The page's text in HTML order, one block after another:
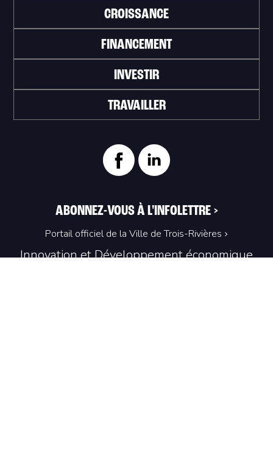
Innovation et Développement économique
CROISSANCE
FINANCEMENT
INVESTIR
TRAVAILLER
ABONNEZ-VOUS À L'INFOLETTRE >
Portail officiel de la Ville de Trois-Rivières